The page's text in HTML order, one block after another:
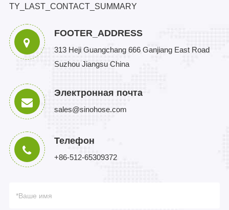
TY_LAST_CONTACT_SUMMARY
FOOTER_ADDRESS
313 Heji Guangchang 666 Ganjiang East Road
Suzhou Jiangsu China
Электронная почта
sales@sinohose.com
Телефон
+86-512-65309372